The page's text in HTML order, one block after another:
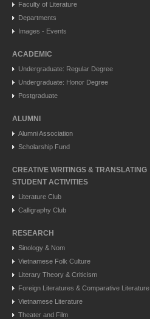
Faculty of Literature
Departments
Images - Events
ACADEMIC
Undergraduate: Regular Degree
Undergraduate: Honor Degree
Postgraduate
ALUMNI
Alumni Association
Scholarship Fund
CREATIVE WRITINGS & TRANSLATING
STUDENT ACTIVITIES
Literature Club
Calligraphy Club
RESEARCH
Sinology & Nom
Vietnamese Folk Culture
Literary Theory & Criticism
Foreign Literatures & Comparative Literature
Vietnamese Literature
Theater and Film